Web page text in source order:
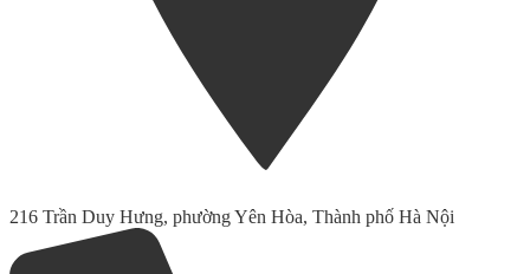
216 Trần Duy Hưng, phường Yên Hòa, Thành phố Hà Nội